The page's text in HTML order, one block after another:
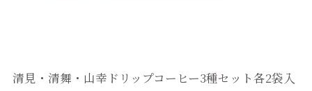
清見・清舞・山幸ドリップコーヒー3種セット各2袋入